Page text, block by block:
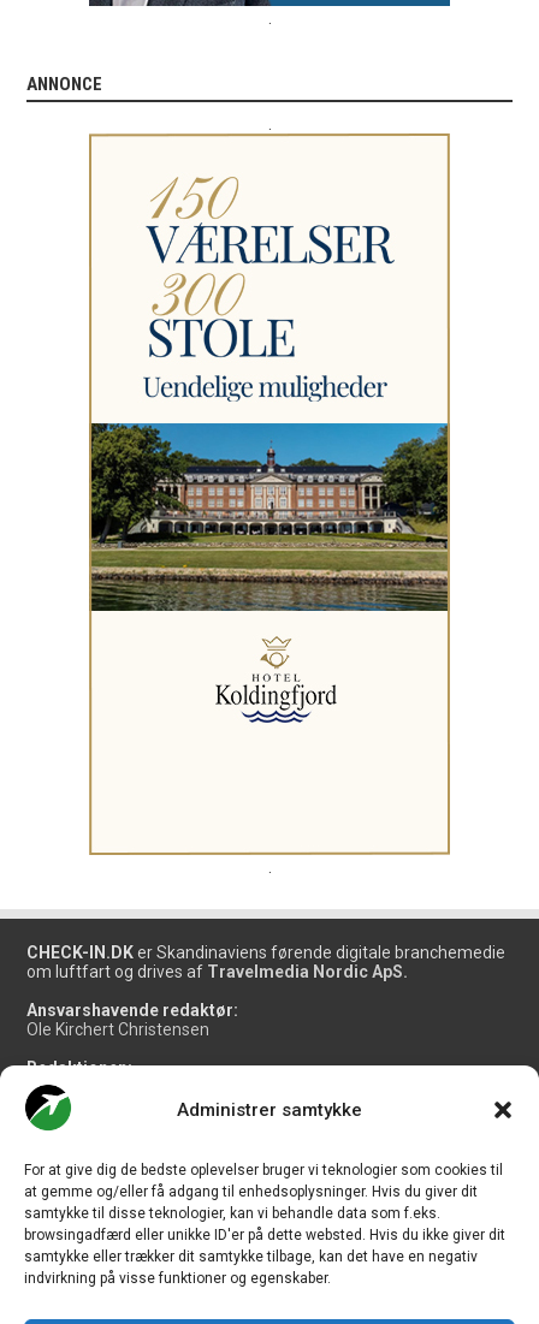
Administrer samtykke
For at give dig de bedste oplevelser bruger vi teknologier som cookies til
at gemme og/eller få adgang til enhedsoplysninger. Hvis du giver dit
samtykke til disse teknologier, kan vi behandle data som f.eks.
browsingadfærd eller unikke ID'er på dette websted. Hvis du ikke giver dit
samtykke eller trækker dit samtykke tilbage, kan det have en negativ
indvirkning på visse funktioner og egenskaber.
ANNONCE
CHECK-IN.DK er Skandinaviens førende digitale branchemedie
om luftfart og drives af Travelmedia Nordic ApS.
Ansvarshavende redaktør:
Ole Kirchert Christensen
Redaktionen:
Christian Granhøj Skouboe
Henrik Baumgarten
Danny Longhi Andreasen
Salg og jobannoncer:
salg@travelmedianordic.com
Vi tager ansvar for indholdet og er tilmeldt